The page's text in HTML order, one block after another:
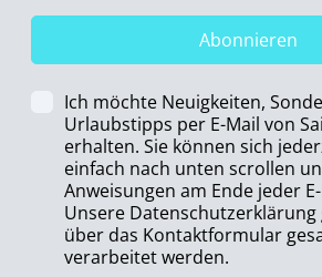
Abonnieren
Ich möchte Neuigkeiten,
Urlaubstipps per E-Mail von
erhalten. Sie können sich
einfach nach unten scrollen
Anweisungen am Ende jeder
Unsere
über das Kontaktformular
verarbeitet werden.